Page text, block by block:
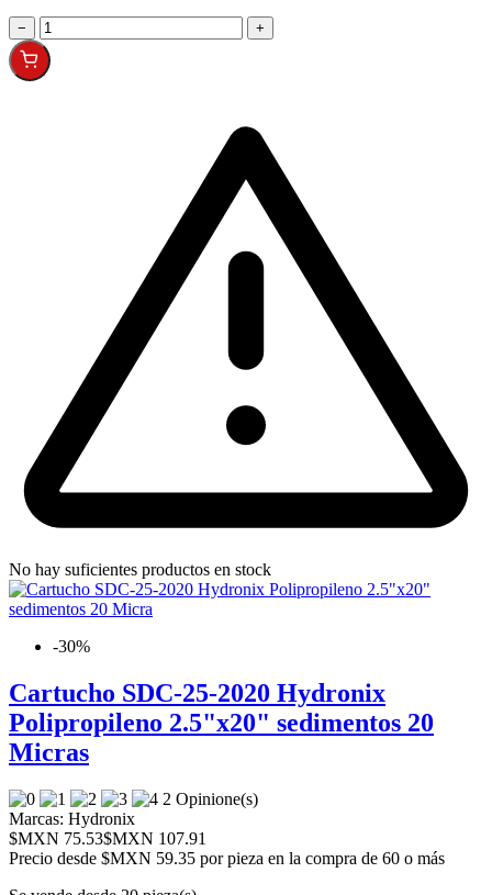
− +
No hay suficientes productos en stock
-30%
Cartucho SDC-25-2020 Hydronix
Polipropileno 2.5"x20" sedimentos 20
Micras
2 Opinione(s)
Marcas: Hydronix
$MXN 75.53$MXN 107.91
Precio desde $MXN 59.35 por pieza en la compra de 60 o más